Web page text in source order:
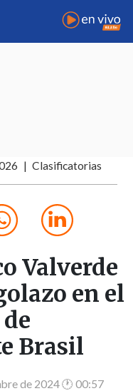
Clasificatorias
Valverde
en el
Brasil
de 2024 🕐 00:57